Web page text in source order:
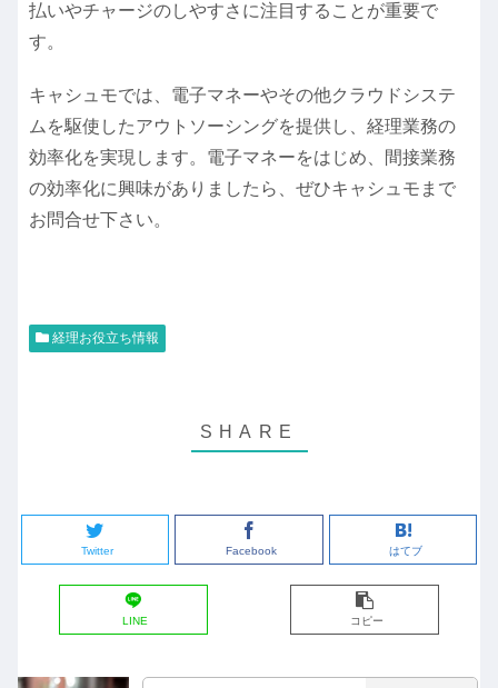
払いやチャージのしやすさに注目することが重要で
す。
キャシュモでは、電子マネーやその他クラウドシステ
ムを駆使したアウトソーシングを提供し、経理業務の
効率化を実現します。電子マネーをはじめ、間接業務
の効率化に興味がありましたら、ぜひキャシュモまで
お問合せ下さい。
経理お役立ち情報
Twitter Facebook はてブ
LINE コピー